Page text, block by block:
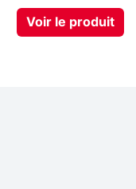
Voir le produit